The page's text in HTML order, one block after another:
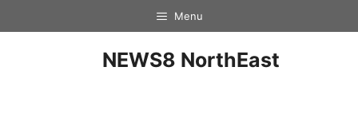
Menu
NEWS8 NorthEast